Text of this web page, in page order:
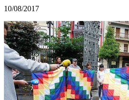
10/08/2017